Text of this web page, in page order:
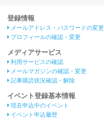
登録情報
メールアドレス・パスワードの変更
プロフィールの確認・変更
メディアサービス
利用サービスの確認
メールマガジンの確認・変更
記事購読状況確認・解除
イベント登録基本情報
現在申込中のイベント
イベント申込履歴